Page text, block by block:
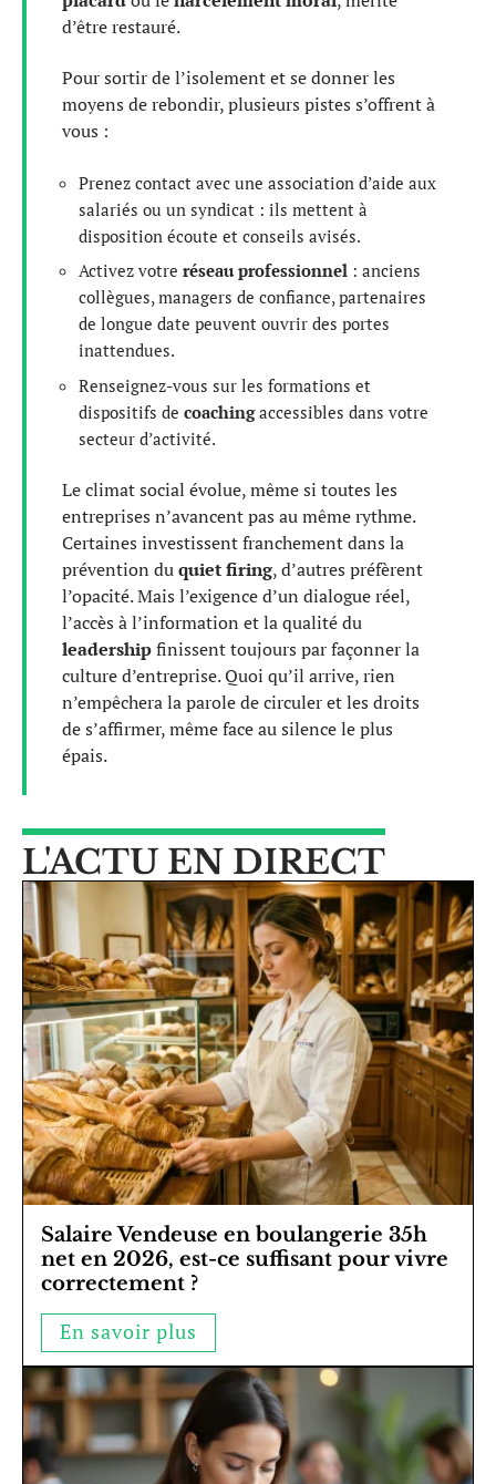
d’être restauré.
Pour sortir de l’isolement et se donner les
moyens de rebondir, plusieurs pistes s’offrent à
vous :
Prenez contact avec une association d’aide aux
salariés ou un syndicat : ils mettent à
disposition écoute et conseils avisés.
Activez votre réseau professionnel : anciens
collègues, managers de confiance, partenaires
de longue date peuvent ouvrir des portes
inattendues.
Renseignez-vous sur les formations et
dispositifs de coachingaccessibles dans votre
secteur d’activité.
Le climat social évolue, même si toutes les
entreprises n’avancent pas au même rythme.
Certaines investissent franchement dans la
prévention duquiet firing, d’autres préfèrent
l’opacité. Mais l’exigence d’un dialogue réel,
l’accès à l’information et la qualité du
leadershipfinissent toujours par façonner la
culture d’entreprise. Quoi qu’il arrive, rien
n’empêchera la parole de circuler et les droits
de s’affirmer, même face au silence le plus
épais.
L'ACTU EN DIRECT
Salaire Vendeuse en boulangerie 35h
net en 2026, est-ce suffisant pour vivre
correctement ?
En savoir plus